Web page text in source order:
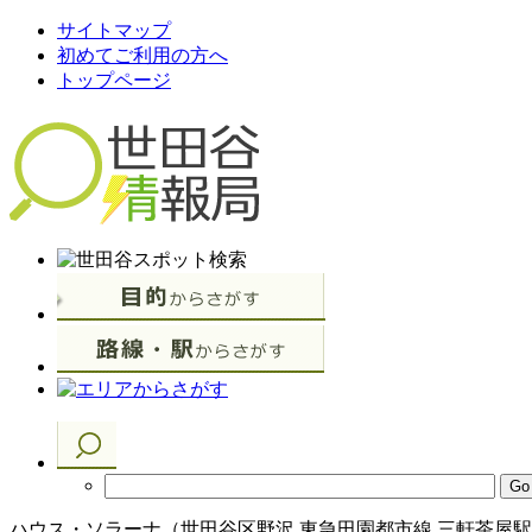
サイトマップ
初めてご利用の方へ
トップページ